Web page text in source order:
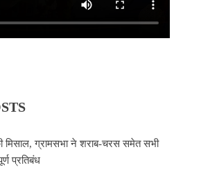
मिसाल, ग्रामसभा ने शराब-चरस समेत सभी
प्रतिबंध